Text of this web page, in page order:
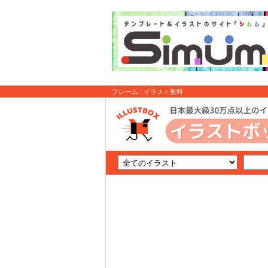
フレーム : イラスト無料